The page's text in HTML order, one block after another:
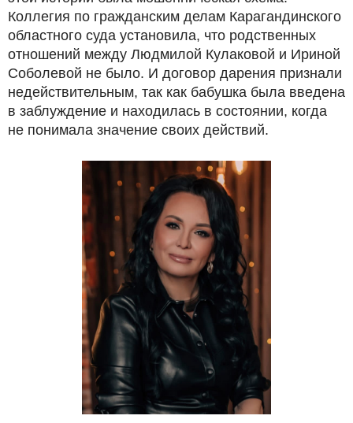
Коллегия по гражданским делам Карагандинского
областного суда установила, что родственных
отношений между Людмилой Кулаковой и Ириной
Соболевой не было. И договор дарения признали
недействительным, так как бабушка была введена
в заблуждение и находилась в состоянии, когда
не понимала значение своих действий.